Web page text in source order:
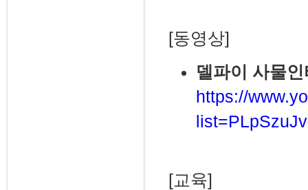
[동영상]
델파이 사물
https://
[교육]